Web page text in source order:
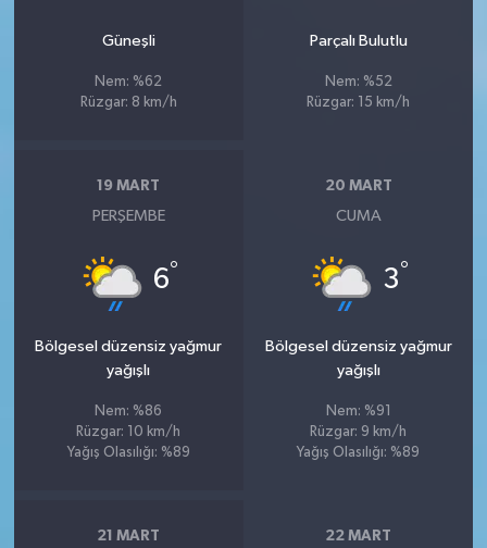
Güneşli
Nem: %62
Rüzgar: 8 km/h
Parçalı Bulutlu
Nem: %52
Rüzgar: 15 km/h
19 MART
PERŞEMBE
6°
Bölgesel düzensiz yağmur
yağışlı
Nem: %86
Rüzgar: 10 km/h
Yağış Olasılığı: %89
20 MART
CUMA
3°
Bölgesel düzensiz yağmur
yağışlı
Nem: %91
Rüzgar: 9 km/h
Yağış Olasılığı: %89
21 MART 22 MART